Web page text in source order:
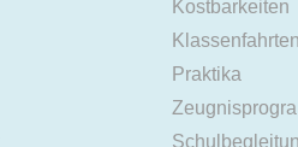
Kostbarkeiten
Praktika